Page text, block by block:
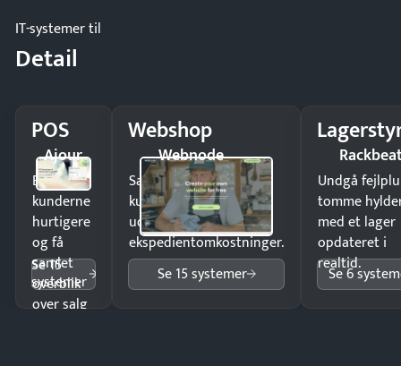
IT-systemer til
Detail
POS
Ajour
Ekspedér
kunderne
hurtigere
og få
samlet
overblik
over salg
Se 15
systemer
Webshop
Webnode
Sælg produkter 24/7 til
kunder i hele landet
uden
ekspedientomkostninger.
Se 15 systemer
Undgå
tomme
med et lager
opdateret i
realtid.
Se 6